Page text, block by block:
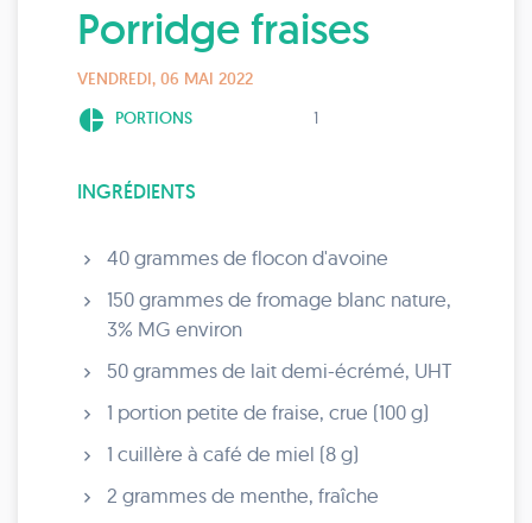
Porridge fraises
VENDREDI, 06 MAI 2022
pie_chart PORTIONS 1
INGRÉDIENTS
40 grammes de flocon d'avoine
150 grammes de fromage blanc nature,
3% MG environ
50 grammes de lait demi-écrémé, UHT
1 portion petite de fraise, crue (100 g)
1 cuillère à café de miel (8 g)
2 grammes de menthe, fraîche